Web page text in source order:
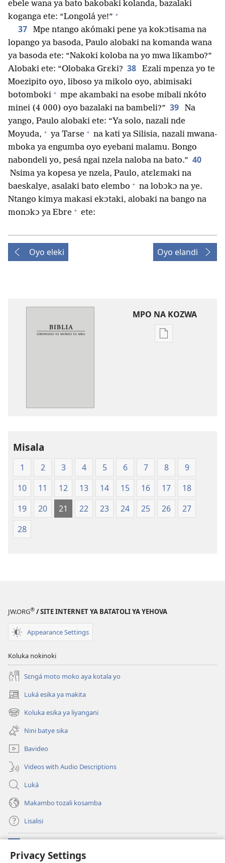
Privacy Settings
ebele wana ya bato bakobaki kolanda, bazalaki
koganga ete: “Longolá ye!” +
37
Mpe ntango akómaki pene ya kokɔtisama na
lopango ya basoda, Paulo alobaki na komanda wana
ya basoda ete: “Nakoki koloba na yo mwa likambo?”
Alobaki ete: “Olobaka Grɛki? 38
Ezali mpenza yo te
Moezipito oyo, liboso ya mikolo oyo, abimisaki
botomboki + mpe akambaki na esobe mibali nkóto
minei (4 000) oyo bazalaki na bambeli?” 39
Na
yango, Paulo alobaki ete: “Ya solo, nazali nde
Moyuda, + ya Tarse + na kati ya Silisia, nazali mwana-
mboka ya engumba oyo eyebani malamu. Bongo
nabondeli yo, pesá ngai nzela naloba na bato.” 40
Nsima ya kopesa ye nzela, Paulo, atɛlɛmaki na
baeskalye, asalaki bato elembo + na lobɔkɔ na ye.
Ntango kimya makasi ekɔtaki, alobaki na bango na
monɔkɔ ya Ebre + ete:
Oyo eleki Oyo elandi
MPO NA KOZWA
Ndenge
Scriptures
(Softcover
Edition)
Misala
1 2 3 4 5 6 7 8
9
10
11 12 13 14 15 16 17
18
19
20 21 22 23 24 25 26
27
28
JW.ORG® / SITE INTERNET YA BATATOLI YA YEHOVA
Appearance Settings
Koluka nokinoki
Sɛngá moto moko aya kotala yo
Luká esika ya makita
(fungolá
fenɛtrɛ
mosusu)
Koluka esika ya liyangani
(fungolá
fenɛtrɛ
mosusu)
Nini batye sika
Bavideo
Videos with Audio Descriptions
Luká
Makambo tozali kosamba
Lisalisi
(fungolá
fenɛtrɛ